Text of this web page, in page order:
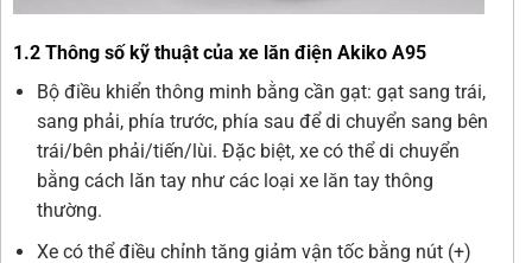
1.2 Thông số kỹ thuật của xe lăn điện Akiko A95
Bộ điều khiển thông minh bằng cần gạt: gạt sang trái,
sang phải, phía trước, phía sau để di chuyển sang bên
trái/bên phải/tiến/lùi. Đặc biệt, xe có thể di chuyển
bằng cách lăn tay như các loại xe lăn tay thông
thường.
Xe có thể điều chỉnh tăng giảm vận tốc bằng nút (+)